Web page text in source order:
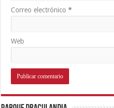
Correo electrónico*
Web